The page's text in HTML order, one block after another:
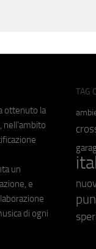
ottenuto la
nell'ambito
un
e
di ogni
TAG